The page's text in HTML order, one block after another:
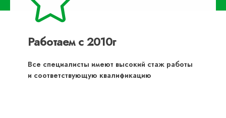
Работаем с 2010г
Все специалисты имеют высокий стаж работы
и соответствующую квалификацию